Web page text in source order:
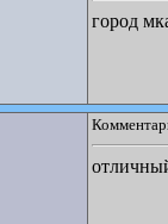
город